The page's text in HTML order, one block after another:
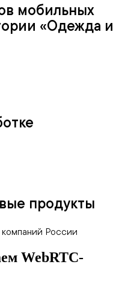
мобильных
«Одежда и
продукты
России
WebRTC-